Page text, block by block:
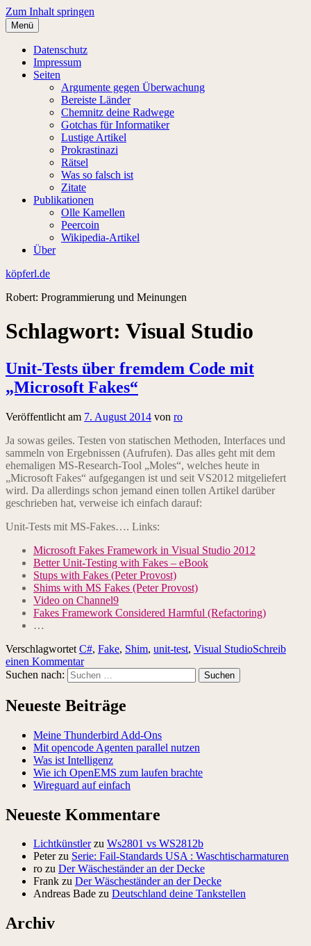
Zum Inhalt springen
Menü
Datenschutz
Impressum
Seiten
Argumente gegen Überwachung
Bereiste Länder
Chemnitz deine Radwege
Gotchas für Informatiker
Lustige Artikel
Prokrastinazi
Rätsel
Was so falsch ist
Zitate
Publikationen
Olle Kamellen
Peercoin
Wikipedia-Artikel
Über
köpferl.de
Robert: Programmierung und Meinungen
Schlagwort: Visual Studio
Unit-Tests über fremdem Code mit
„Microsoft Fakes“
Veröffentlicht am 7. August 2014 von ro
Ja sowas geiles. Testen von statischen Methoden, Interfaces und
sammeln von Ergebnissen (Aufrufen). Das alles geht mit dem
ehemaligen MS-Research-Tool „Moles“, welches heute in
„Microsoft Fakes“ aufgegangen ist und seit VS2012 mitgeliefert
wird. Da allerdings schon jemand einen tollen Artikel darüber
geschrieben hat, verweise ich einfach darauf:
Unit-Tests mit MS-Fakes…. Links:
Microsoft Fakes Framework in Visual Studio 2012
Better Unit-Testing with Fakes – eBook​
Stups with Fakes (Peter Provost)​
Shims with MS Fakes (Peter Provost)
Video on Channel9​
Fakes Framework Considered Harmful (Refactoring)​
…
Verschlagwortet C#, Fake, Shim, unit-test, Visual StudioSchreib
einen Kommentar
Suchen nach:
Neueste Beiträge
Meine Thunderbird Add-Ons
Mit opencode Agenten parallel nutzen
Was ist Intelligenz
Wie ich OpenEMS zum laufen brachte
Wireguard auf einfach
Neueste Kommentare
Lichtkünstlerzu Ws2801 vs WS2812b
Peterzu Serie: Fail-Standards USA : Waschtischarmaturen
ro zu Der Wäscheständer an der Decke
Frank zu Der Wäscheständer an der Decke
Andreas Bade zu Deutschland deine Tankstellen
Archiv